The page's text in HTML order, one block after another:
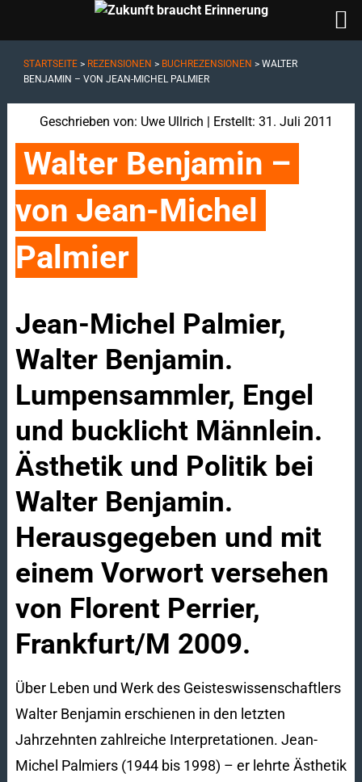
STARTSEITE> REZENSIONEN > BUCHREZENSIONEN > WALTER
BENJAMIN – VON JEAN-MICHEL PALMIER
Geschrieben von: Uwe Ullrich | Erstellt: 31. Juli 2011
Walter Benjamin –
von Jean-Michel
Palmier
Jean-Michel Palmier,
Walter Benjamin.
Lumpensammler, Engel
und bucklicht Männlein.
Ästhetik und Politik bei
Walter Benjamin.
Herausgegeben und mit
einem Vorwort versehen
von Florent Perrier,
Frankfurt/M 2009.
Über Leben und Werk des Geisteswissenschaftlers
Walter Benjamin erschienen in den letzten
Jahrzehnten zahlreiche Interpretationen. Jean-
Michel Palmiers (1944 bis 1998) – er lehrte Ästhetik